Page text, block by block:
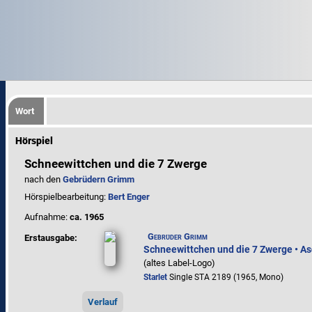
Wort
Hörspiel
Schneewittchen und die 7 Zwerge
nach den Gebrüdern Grimm
Hörspielbearbeitung: Bert Enger
Aufnahme: ca. 1965
Erstausgabe:
Gebrüder Grimm
Schneewittchen und die 7 Zwerge •
(altes Label-Logo)
StarletSingle STA 2189 (1965, Mono)
Verlauf